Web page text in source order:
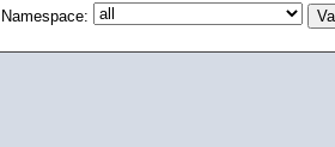
Namespace: